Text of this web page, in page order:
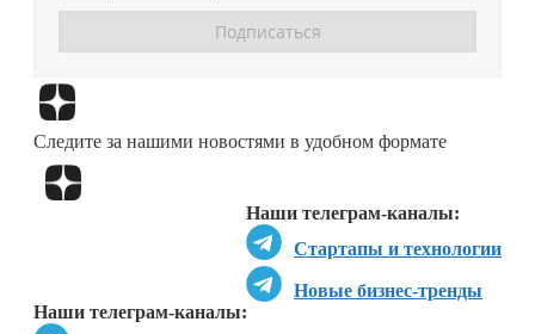
Следите за нашими новостями в удобном формате
Наши телеграм-каналы:
Стартапы и технологии
Новые бизнес-тренды
Наши телеграм-каналы: